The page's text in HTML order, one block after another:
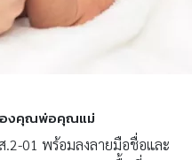
องคุณพ่อคุณแม่
01 พร้อมลงลายมือชื่อและ